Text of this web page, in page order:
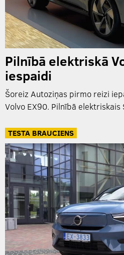
Pilnībā elektriskā
iespaidi
Šoreiz Autoziņas pirmo reizi
Volvo EX90. Pilnībā elektriskais
TESTA BRAUCIENS